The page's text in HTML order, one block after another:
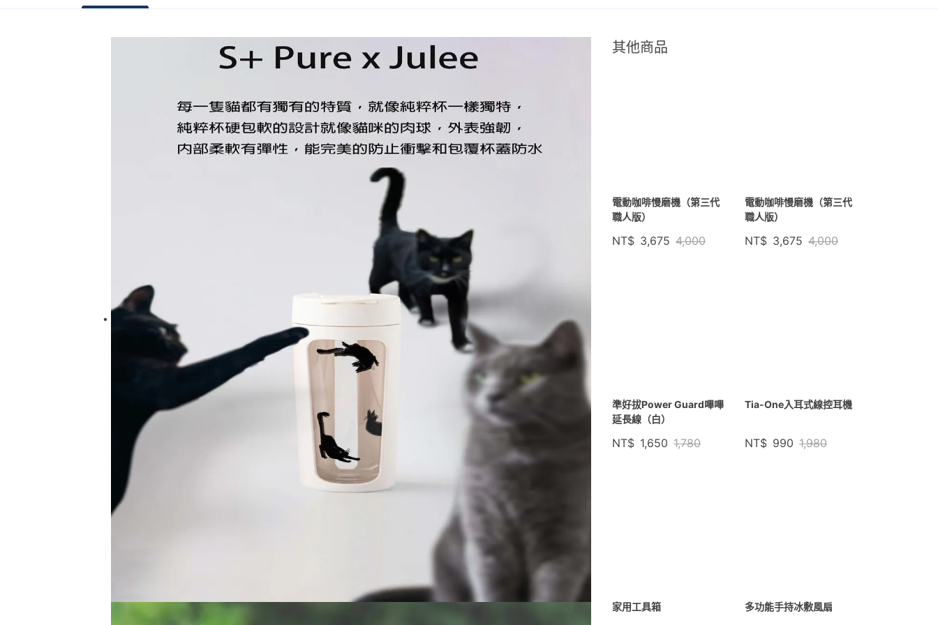
其他商品
電動咖啡慢磨機（第三代
職人版）
NT$ 3,675 4,000
電動咖啡慢磨機（第三代
職人版）
NT$ 3,675 4,000
準好拔Power Guard嗶嗶
延長線（白）
NT$ 1,650 1,780
Tia-One入耳式線控耳機
NT$ 990 1,980
家用工具箱 多功能手持冰敷風扇